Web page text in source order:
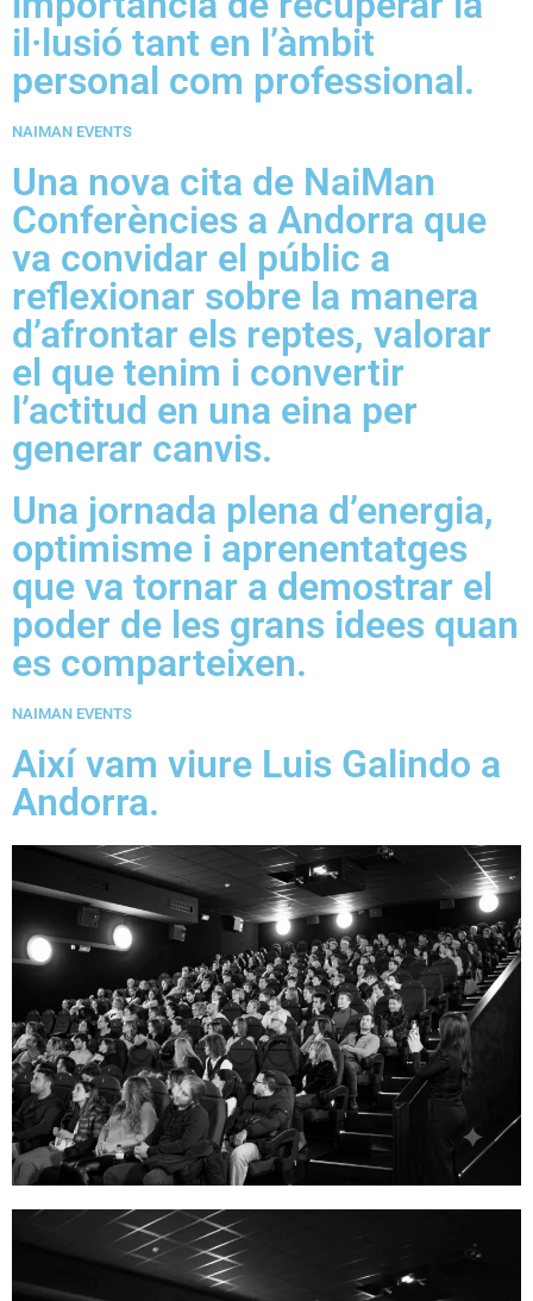
il·lusió tant en l’àmbit
personal com professional.
NAIMAN EVENTS
Una nova cita de NaiMan
Conferències a Andorra que
va convidar el públic a
reflexionar sobre la manera
d’afrontar els reptes, valorar
el que tenim i convertir
l’actitud en una eina per
generar canvis.
Una jornada plena d’energia,
optimisme i aprenentatges
que va tornar a demostrar el
poder de les grans idees quan
es comparteixen.
NAIMAN EVENTS
Així vam viure Luis Galindo a
Andorra.